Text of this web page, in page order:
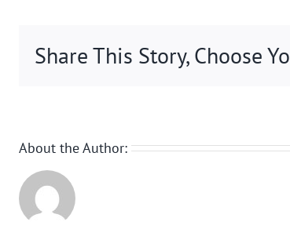
Share This Story, Choose
About the Author: